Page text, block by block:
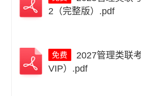
2（完整版）.pdf
VIP）.pdf